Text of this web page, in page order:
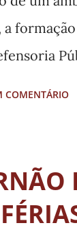
muito
de
por
COMENTÁRIO